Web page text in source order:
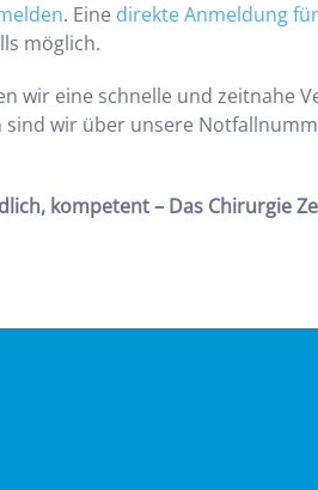
. Eine direkte Anmeldung
möglich.
wir eine schnelle und zeitnahe
sind wir über unsere
kompetent – Das Chirurgie